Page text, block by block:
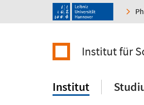
Institut für
Institut